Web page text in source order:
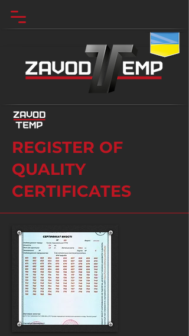
REGISTER OF
QUALITY
CERTIFICATES